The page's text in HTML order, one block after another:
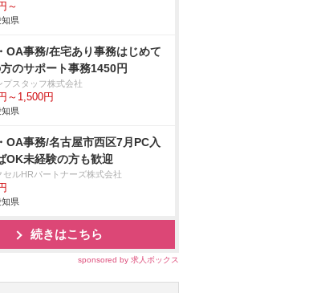
～
知県
OA事務/在宅あり事務はじめて
のサポート事務1450円
プスタッフ株式会社
～1,500円
知県
OA事務/名古屋市西区7月PC入
OK未経験の方も歓迎
セルHRパートナーズ株式会社
知県
続きはこちら
sponsored by 求人ボックス